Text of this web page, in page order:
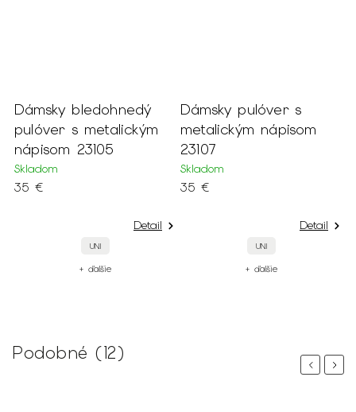
Dámsky bledohnedý
pulóver s metalickým
nápisom 23105
Skladom
35 €
Detail
UNI
+ ďalšie
Dámsky pulóver s
metalickým nápisom
23107
Skladom
35 €
Detail
UNI
+ ďalšie
Podobné (12)
PreviousNext